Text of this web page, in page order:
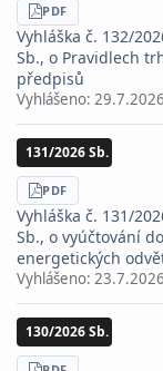
STÁHNOUT
PDF
Vyhláška č. 132/
Sb., o Pravidlech
předpisů
Vyhlášeno: 29.7.2026
131/2026 Sb.
STÁHNOUT
PDF
Vyhláška č. 131/
Sb., o vyúčtování
energetických
Vyhlášeno: 23.7.2026
130/2026 Sb.